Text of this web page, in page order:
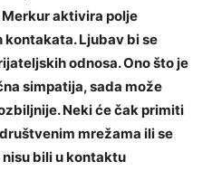
aktivira polje
Ljubav bi se
odnosa. Ono što je
simpatija, sada može
Neki će čak primiti
mrežama ili se
bili u kontaktu